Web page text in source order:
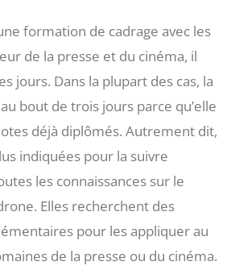
formation de cadrage avec les
de la presse et du cinéma, il
jours. Dans la plupart des cas, la
bout de trois jours parce qu’elle
déjà diplômés. Autrement dit,
indiquées pour la suivre
les connaissances sur le
Elles recherchent des
pour les appliquer au
de la presse ou du cinéma.